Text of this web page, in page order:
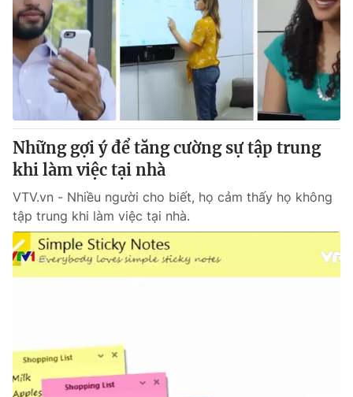
Những gợi ý để tăng cường sự tập trung
khi làm việc tại nhà
VTV.vn - Nhiều người cho biết, họ cảm thấy họ không
tập trung khi làm việc tại nhà.